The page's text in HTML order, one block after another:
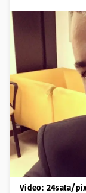
Video: 24sata/